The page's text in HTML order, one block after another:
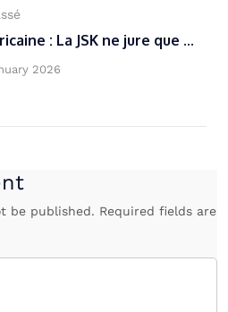
: La JSK ne jure que ...
2026
be published. Required fields are